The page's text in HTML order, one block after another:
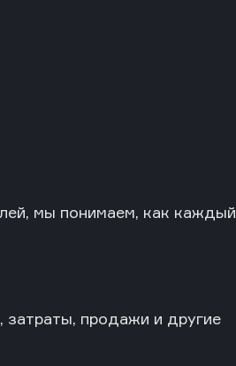
мы понимаем, как каждый
затраты, продажи и другие